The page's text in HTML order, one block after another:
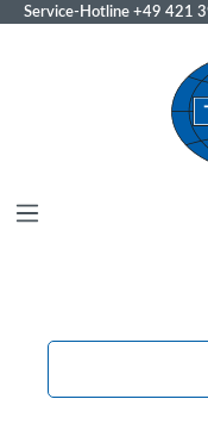
Service-Hotline +49 421